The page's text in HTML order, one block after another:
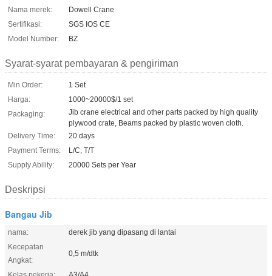
Nama merek:
Dowell Crane
Sertifikasi:
SGS IOS CE
Model Number:
BZ
Syarat-syarat pembayaran & pengiriman
Min Order:
1 Set
Harga:
1000~20000$/1 set
Packaging:
Jib crane electrical and other parts packed by high quality
plywood crate, Beams packed by plastic woven cloth.
Delivery Time:
20 days
Payment Terms:
L/C, T/T
Supply Ability:
20000 Sets per Year
Deskripsi
Bangau Jib
nama:
derek jib yang dipasang di lantai
Kecepatan
Angkat:
0,5 m/dtk